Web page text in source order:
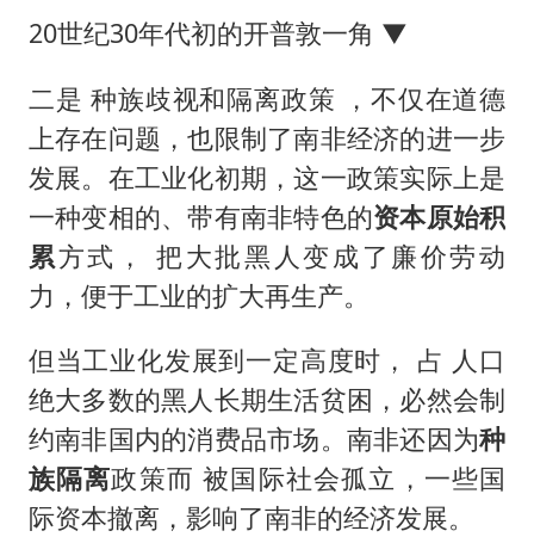
20世纪30年代初的开普敦一角 ▼
二是 种族歧视和隔离政策 ，不仅在道德
上存在问题，也限制了南非经济的进一步
发展。在工业化初期，这一政策实际上是
一种变相的、带有南非特色的资本原始积
累方式， 把大批黑人变成了廉价劳动
力，便于工业的扩大再生产。
但当工业化发展到一定高度时， 占 人口
绝大多数的黑人长期生活贫困，必然会制
约南非国内的消费品市场。南非还因为种
族隔离政策而 被国际社会孤立，一些国
际资本撤离，影响了南非的经济发展。